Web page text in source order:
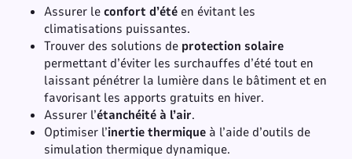
Assurer leconfort d’été en évitant les
climatisations puissantes.
Trouver des solutions de protection solaire
permettant d’éviter les surchauffes d’été tout en
laissant pénétrer la lumière dans le bâtiment et en
favorisant les apports gratuits en hiver.
Assurer l’étanchéité à l’air.
Optimiser l’inertie thermique à l’aide d’outils de
simulation thermique dynamique.